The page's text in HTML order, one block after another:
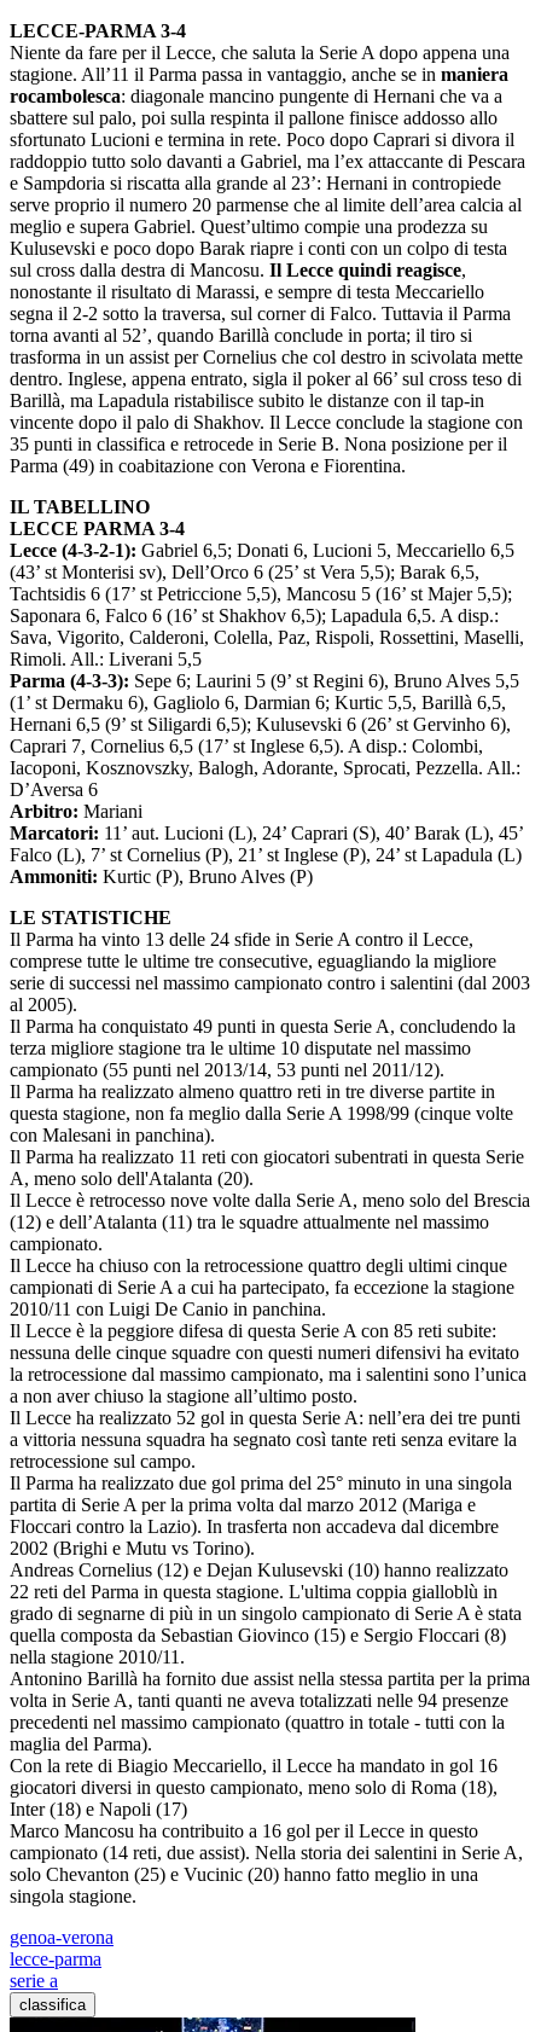
LECCE-PARMA 3-4
Niente da fare per il Lecce, che saluta la Serie A dopo appena una
stagione. All’11 il Parma passa in vantaggio, anche se in maniera
rocambolesca: diagonale mancino pungente di Hernani che va a
sbattere sul palo, poi sulla respinta il pallone finisce addosso allo
sfortunato Lucioni e termina in rete. Poco dopo Caprari si divora il
raddoppio tutto solo davanti a Gabriel, ma l’ex attaccante di Pescara
e Sampdoria si riscatta alla grande al 23’: Hernani in contropiede
serve proprio il numero 20 parmense che al limite dell’area calcia al
meglio e supera Gabriel. Quest’ultimo compie una prodezza su
Kulusevski e poco dopo Barak riapre i conti con un colpo di testa
sul cross dalla destra di Mancosu. Il Lecce quindi reagisce,
nonostante il risultato di Marassi, e sempre di testa Meccariello
segna il 2-2 sotto la traversa, sul corner di Falco. Tuttavia il Parma
torna avanti al 52’, quando Barillà conclude in porta; il tiro si
trasforma in un assist per Cornelius che col destro in scivolata mette
dentro. Inglese, appena entrato, sigla il poker al 66’ sul cross teso di
Barillà, ma Lapadula ristabilisce subito le distanze con il tap-in
vincente dopo il palo di Shakhov. Il Lecce conclude la stagione con
35 punti in classifica e retrocede in Serie B. Nona posizione per il
Parma (49) in coabitazione con Verona e Fiorentina.
IL TABELLINO
LECCE PARMA 3-4
Lecce (4-3-2-1): Gabriel 6,5; Donati 6, Lucioni 5, Meccariello 6,5
(43’ st Monterisi sv), Dell’Orco 6 (25’ st Vera 5,5); Barak 6,5,
Tachtsidis 6 (17’ st Petriccione 5,5), Mancosu 5 (16’ st Majer 5,5);
Saponara 6, Falco 6 (16’ st Shakhov 6,5); Lapadula 6,5. A disp.:
Sava, Vigorito, Calderoni, Colella, Paz, Rispoli, Rossettini, Maselli,
Rimoli. All.: Liverani 5,5
Parma (4-3-3): Sepe 6; Laurini 5 (9’ st Regini 6), Bruno Alves 5,5
(1’ st Dermaku 6), Gagliolo 6, Darmian 6; Kurtic 5,5, Barillà 6,5,
Hernani 6,5 (9’ st Siligardi 6,5); Kulusevski 6 (26’ st Gervinho 6),
Caprari 7, Cornelius 6,5 (17’ st Inglese 6,5). A disp.: Colombi,
Iacoponi, Kosznovszky, Balogh, Adorante, Sprocati, Pezzella. All.:
D’Aversa 6
Arbitro: Mariani
Marcatori: 11’ aut. Lucioni (L), 24’ Caprari (S), 40’ Barak (L), 45’
Falco (L), 7’ st Cornelius (P), 21’ st Inglese (P), 24’ st Lapadula (L)
Ammoniti: Kurtic (P), Bruno Alves (P)
LE STATISTICHE
Il Parma ha vinto 13 delle 24 sfide in Serie A contro il Lecce,
comprese tutte le ultime tre consecutive, eguagliando la migliore
serie di successi nel massimo campionato contro i salentini (dal 2003
al 2005).
Il Parma ha conquistato 49 punti in questa Serie A, concludendo la
terza migliore stagione tra le ultime 10 disputate nel massimo
campionato (55 punti nel 2013/14, 53 punti nel 2011/12).
Il Parma ha realizzato almeno quattro reti in tre diverse partite in
questa stagione, non fa meglio dalla Serie A 1998/99 (cinque volte
con Malesani in panchina).
Il Parma ha realizzato 11 reti con giocatori subentrati in questa Serie
A, meno solo dell'Atalanta (20).
Il Lecce è retrocesso nove volte dalla Serie A, meno solo del Brescia
(12) e dell’Atalanta (11) tra le squadre attualmente nel massimo
campionato.
Il Lecce ha chiuso con la retrocessione quattro degli ultimi cinque
campionati di Serie A a cui ha partecipato, fa eccezione la stagione
2010/11 con Luigi De Canio in panchina.
Il Lecce è la peggiore difesa di questa Serie A con 85 reti subite:
nessuna delle cinque squadre con questi numeri difensivi ha evitato
la retrocessione dal massimo campionato, ma i salentini sono l’unica
a non aver chiuso la stagione all’ultimo posto.
Il Lecce ha realizzato 52 gol in questa Serie A: nell’era dei tre punti
a vittoria nessuna squadra ha segnato così tante reti senza evitare la
retrocessione sul campo.
Il Parma ha realizzato due gol prima del 25° minuto in una singola
partita di Serie A per la prima volta dal marzo 2012 (Mariga e
Floccari contro la Lazio). In trasferta non accadeva dal dicembre
2002 (Brighi e Mutu vs Torino).
Andreas Cornelius (12) e Dejan Kulusevski (10) hanno realizzato
22 reti del Parma in questa stagione. L'ultima coppia gialloblù in
grado di segnarne di più in un singolo campionato di Serie A è stata
quella composta da Sebastian Giovinco (15) e Sergio Floccari (8)
nella stagione 2010/11.
Antonino Barillà ha fornito due assist nella stessa partita per la prima
volta in Serie A, tanti quanti ne aveva totalizzati nelle 94 presenze
precedenti nel massimo campionato (quattro in totale - tutti con la
maglia del Parma).
Con la rete di Biagio Meccariello, il Lecce ha mandato in gol 16
giocatori diversi in questo campionato, meno solo di Roma (18),
Inter (18) e Napoli (17)
Marco Mancosu ha contribuito a 16 gol per il Lecce in questo
campionato (14 reti, due assist). Nella storia dei salentini in Serie A,
solo Chevanton (25) e Vucinic (20) hanno fatto meglio in una
singola stagione.
genoa-verona
lecce-parma
serie a
classifica